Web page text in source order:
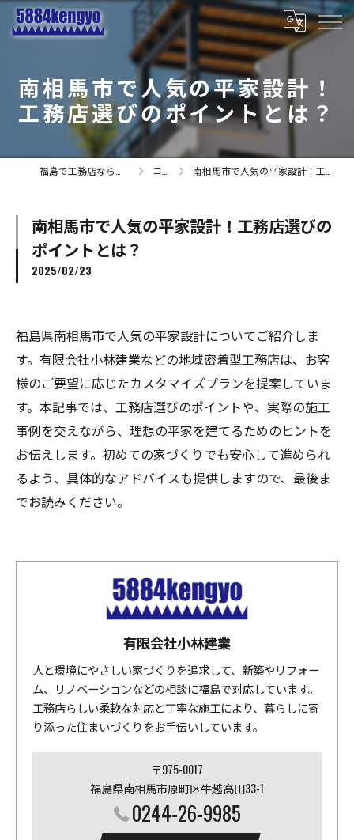
南相馬市で人気の平家設計！
工務店選びのポイントとは？
コラム 南相馬市で人気の平家設計！工務店選びのポイントとは？
南相馬市で人気の平家設計！工務店選びの
ポイントとは？
2025/02/23
福島県南相馬市で人気の平家設計についてご紹介しま
す。有限会社小林建業などの地域密着型工務店は、お客
様のご要望に応じたカスタマイズプランを提案していま
す。本記事では、工務店選びのポイントや、実際の施工
事例を交えながら、理想の平家を建てるためのヒントを
お伝えします。初めての家づくりでも安心して進められ
るよう、具体的なアドバイスも提供しますので、最後ま
でお読みください。
有限会社小林建業
人と環境にやさしい家づくりを追求して、新築やリフォー
ム、リノベーションなどの相談に福島で対応しています。
工務店らしい柔軟な対応と丁寧な施工により、暮らしに寄
り添った住まいづくりをお手伝いしています。
〒975-0017
福島県南相馬市原町区牛越高田33-1
0244-26-9985